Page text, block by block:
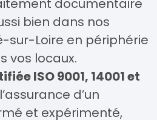
documentaire
bien dans nos
sur-Loire en périphérie
vos locaux.
ISO 9001, 14001 et
d’un
et expérimenté,